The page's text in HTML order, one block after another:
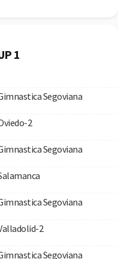
1
Segoviana
2
Segoviana
Segoviana
2
Segoviana